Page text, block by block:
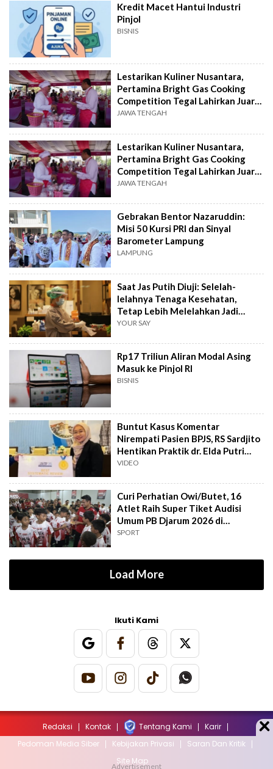
Kredit Macet Hantui Industri
Pinjol
BISNIS
Lestarikan Kuliner Nusantara,
Pertamina Bright Gas Cooking
Competition Tegal Lahirkan Juara
Baru
JAWA TENGAH
Lestarikan Kuliner Nusantara,
Pertamina Bright Gas Cooking
Competition Tegal Lahirkan Juara
Baru
JAWA TENGAH
Gebrakan Bentor Nazaruddin:
Misi 50 Kursi PRI dan Sinyal
Barometer Lampung
LAMPUNG
Saat Jas Putih Diuji: Selelah-
lelahnya Tenaga Kesehatan,
Tetap Lebih Melelahkan Jadi
Pasien
YOUR SAY
Rp17 Triliun Aliran Modal Asing
Masuk ke Pinjol RI
BISNIS
Buntut Kasus Komentar
Nirempati Pasien BPJS, RS Sardjito
Hentikan Praktik dr. Elda Putri
Rahard
VIDEO
Curi Perhatian Owi/Butet, 16
Atlet Raih Super Tiket Audisi
Umum PB Djarum 2026 di
Makassar
SPORT
Load More
Ikuti Kami
Redaksi Kontak Tentang Kami
Karir
Pedoman Media Siber
Kebijakan Privasi
Saran Dan Kritik
Site Map